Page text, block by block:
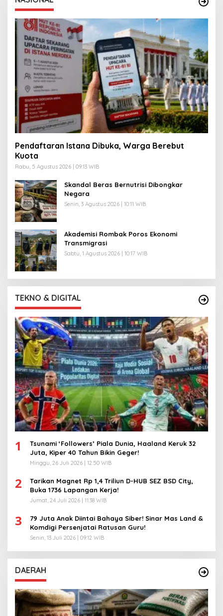
Pendaftaran Istana Dibuka, Warga Berebut
Kuota
Rabu, 5 Agustus 2026 | 09:13 WIB
Skandal Beras Bernutrisi Dibongkar
Negara
Senin, 3 Agustus 2026 | 10:11 WIB
Akademisi Rombak Poros Ekonomi
Transmigrasi
Sabtu, 1 Agustus 2026 | 10:17 WIB
TEKNO & DIGITAL
1
Tsunami ‘Followers’ Piala Dunia, Haaland Keruk 32
Juta, Kiper 40 Tahun Bikin Geger!
Minggu, 26 Juli 2026 | 12:50 WIB
2
Tarikan Magnet Rp 1,4 Triliun D-HUB SEZ BSD City,
Buka 1736 Lapangan Kerja!
Jumat, 24 Juli 2026 | 11:38 WIB
3
79 Juta Anak Diintai Bahaya Siber! Sinar Mas Land &
Komdigi Persenjatai Ratusan Guru!
Senin, 13 Juli 2026 | 09:12 WIB
DAERAH